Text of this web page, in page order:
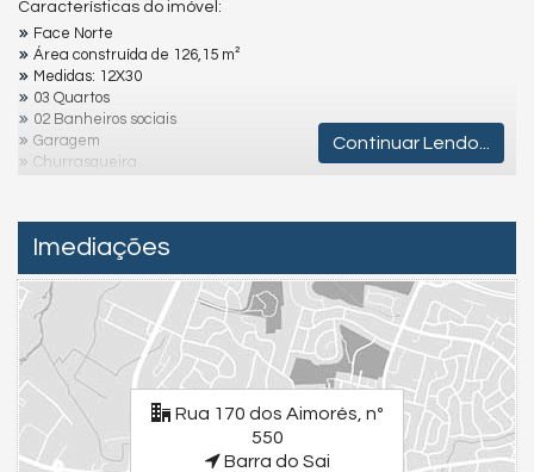
Características do imóvel:
Face Norte
Área construída de 126,15 m²
Medidas: 12X30
03 Quartos
02 Banheiros sociais
Garagem
Churrasqueira
Destaques e Diferenciais:
Ventiladores de teto
Cozinha externa
Amplo espaço de terreno
Para uma experiência completa, assista aos vídeos detalhados
dos imóveis e da cidade. Visite nossas redes sociais:
Instagram - @julianoolivaimoveis (Instagram/julianoOlivaImoveis)
Facebook - Juliano Oliva Imóveis (Facebook/JulianoOlivaImóveis)
Continuar Lendo...
Imediações
Rua 170 dos Aimorés, nº
550
Barra do Sai